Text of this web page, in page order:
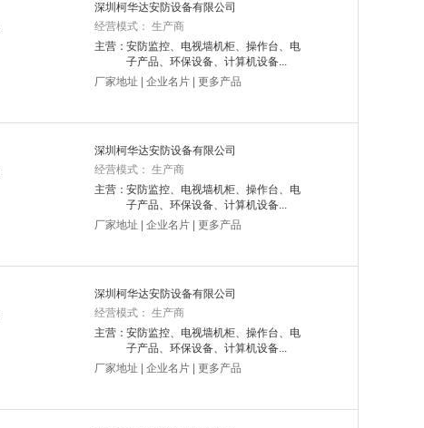
深圳柯华达安防设备有限公司
经营模式： 生产商
主营：安防监控、电视墙机柜、操作台、电
子产品、环保设备、计算机设备...
厂家地址
企业名片 更多产品
深圳柯华达安防设备有限公司
经营模式： 生产商
主营：安防监控、电视墙机柜、操作台、电
子产品、环保设备、计算机设备...
厂家地址
企业名片 更多产品
深圳柯华达安防设备有限公司
经营模式： 生产商
主营：安防监控、电视墙机柜、操作台、电
子产品、环保设备、计算机设备...
厂家地址
企业名片 更多产品